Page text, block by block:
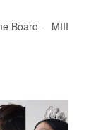
Board- MIII